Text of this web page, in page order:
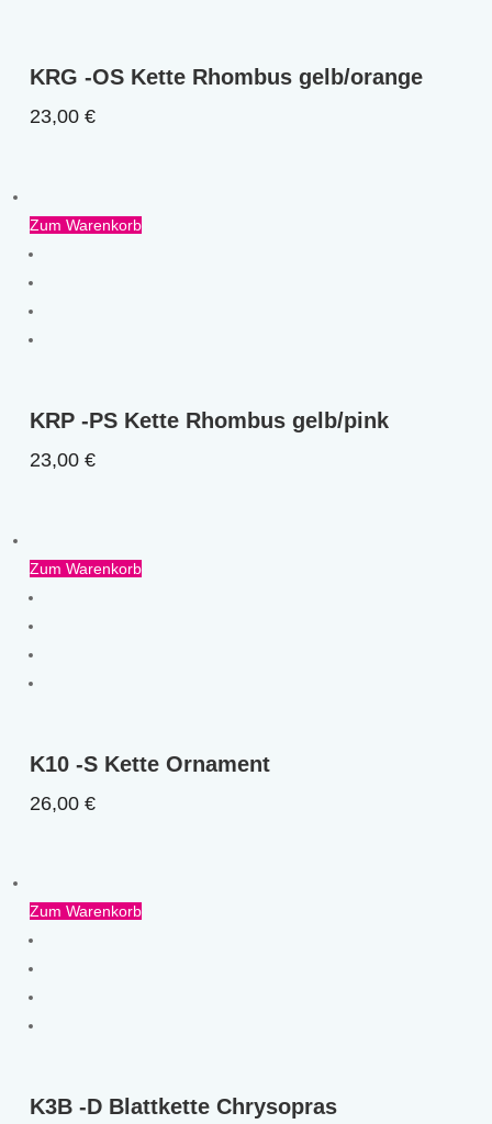
KRG -OS Kette Rhombus gelb/orange
23,00€
Zum Warenkorb
KRP -PS Kette Rhombus gelb/pink
23,00€
Zum Warenkorb
K10 -S Kette Ornament
26,00€
Zum Warenkorb
K3B -D Blattkette Chrysopras